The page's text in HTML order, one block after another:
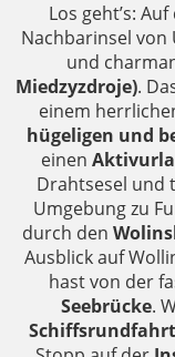
Los geht’s:
Nachbarinsel von
und
Miedzyzdroje).
einem
hügeligen und
einen
Drahtsesel und
Umgebung zu
durch den
Ausblick auf
hast von der
Seebrücke.